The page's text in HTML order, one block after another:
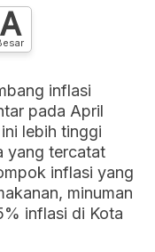
A
inflasi
pada April
lebih tinggi
yang tercatat
inflasi yang
minuman
inflasi di Kota